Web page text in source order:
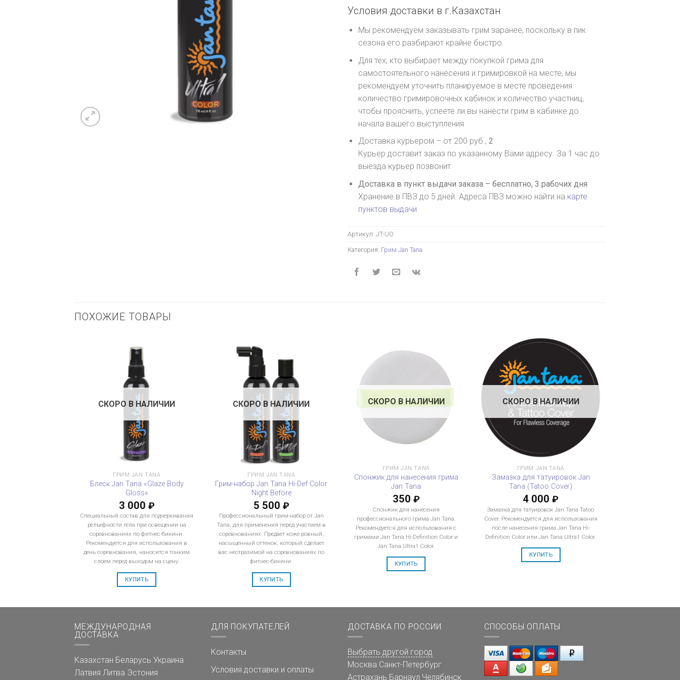
Условия доставки в г.Казахстан
Мы рекомендуем заказывать грим заранее, поскольку в пик
сезона его разбирают крайне быстро.
Для тех, кто выбирает между покупкой грима для
самостоятельного нанесения и гримировкой на месте, мы
рекомендуем уточнить планируемое в месте проведения
количество гримировочных кабинок и количество участниц,
чтобы прояснить, успеете ли вы нанести грим в кабинке до
начала вашего выступления
Доставка курьером – от 200 руб., 2
Курьер доставит заказ по указанному Вами адресу. За 1 час до
выезда курьер позвонит
Доставка в пункт выдачи заказа – бесплатно, 3 рабочих дня
Хранение в ПВЗ до 5 дней. Адреса ПВЗ можно найти на карте
пунктов выдачи
Артикул: JT-UO
Категория: Грим Jan Tana
ПОХОЖИЕ ТОВАРЫ
СКОРО В НАЛИЧИИ
ГРИМ JAN TANA
Блеск Jan Tana «Glaze Body
Gloss»
3 000 ₽
Специальный состав для подчеркивания
рельефности тела при освещении на
соревнованиях по фитнес-бикини.
Рекомендуется для использования в
день соревнования, наносится тонким
слоем перед выходом на сцену.
КУПИТЬ
СКОРО В НАЛИЧИИ
ГРИМ JAN TANA
Грим-набор Jan Tana Hi-Def Color
Night Before
5 500 ₽
Профессиональный грим-набор от Jan
Tana, для применения перед участием в
соревнованиях. Предает коже ровный,
насыщенный оттенок, который сделает
вас неотразимой на соревнованиях по
фитнес-бикини.
КУПИТЬ
СКОРО В НАЛИЧИИ
ГРИМ JAN TANA
Спонжик для нанесения грима
Jan Tana
350 ₽
Спонжик для нанесения
профессионального грима Jan Tana.
Рекомендуется для использования с
гримами Jan Tana Hi-Definition Color и
Jan Tana Ultra1 Color.
КУПИТЬ
СКОРО В НАЛИЧИИ
ГРИМ JAN TANA
Замазка для татуировок Jan
Tana (Tatoo Cover)
4 000₽
Замазка для татуировок Jan Tana Tatoo
Cover. Рекомендуется для использования
после нанесения грима Jan Tana Hi-
Definition Color или Jan Tana Ultra1 Color.
КУПИТЬ
МЕЖДУНАРОДНАЯ
ДОСТАВКА
Казахстан Беларусь Украина
Латвия Литва Эстония
ДЛЯ ПОКУПАТЕЛЕЙ
Контакты
Условия доставки и оплаты
ДОСТАВКА ПО РОССИИ
Выбрать другой город
Москва Санкт-Петербург
Астрахань Барнаул Челябинск
СПОСОБЫ ОПЛАТЫ